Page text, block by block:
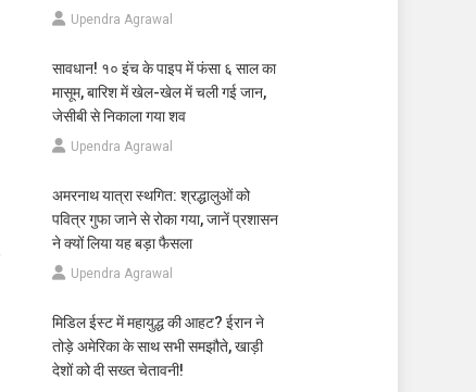
Upendra Agrawal
सावधान! १० इंच के पाइप में फंसा ६ साल का
मासूम, बारिश में खेल-खेल में चली गई जान,
जेसीबी से निकाला गया शव
Upendra Agrawal
अमरनाथ यात्रा स्थगित: श्रद्धालुओं को
पवित्र गुफा जाने से रोका गया, जानें प्रशासन
ने क्यों लिया यह बड़ा फैसला
Upendra Agrawal
मिडिल ईस्ट में महायुद्ध की आहट? ईरान ने
तोड़े अमेरिका के साथ सभी समझौते, खाड़ी
देशों को दी सख्त चेतावनी!